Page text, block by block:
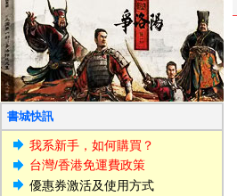
書城快訊
我系新手，如何購買？
台灣/香港免運費政策
優惠券激活及使用方式